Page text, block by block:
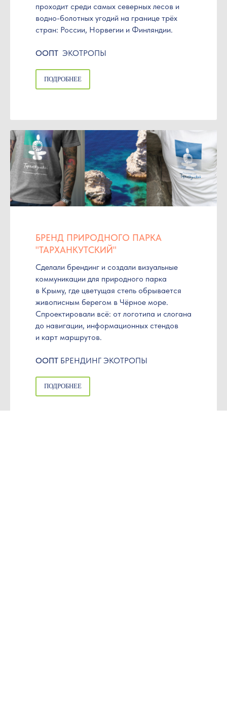
проходит среди самых северных лесов и
водно-болотных угодий на границе трёх
стран: России, Норвегии и Финляндии.
ООПТ ЭКОТРОПЫ
ПОДРОБНЕЕ
БРЕНД ПРИРОДНОГО ПАРКА
"ТАРХАНКУТСКИЙ"
Сделали брендинг и создали визуальные
коммуникации для природного парка
в Крыму, где цветущая степь обрывается
живописным берегом в Чёрное море.
Спроектировали всё: от логотипа и слогана
до навигации, информа­ционных стендов
и карт маршрутов.
ООПТ БРЕНДИНГ ЭКОТРОПЫ
ПОДРОБНЕЕ